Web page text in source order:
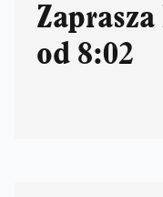
od 8:02